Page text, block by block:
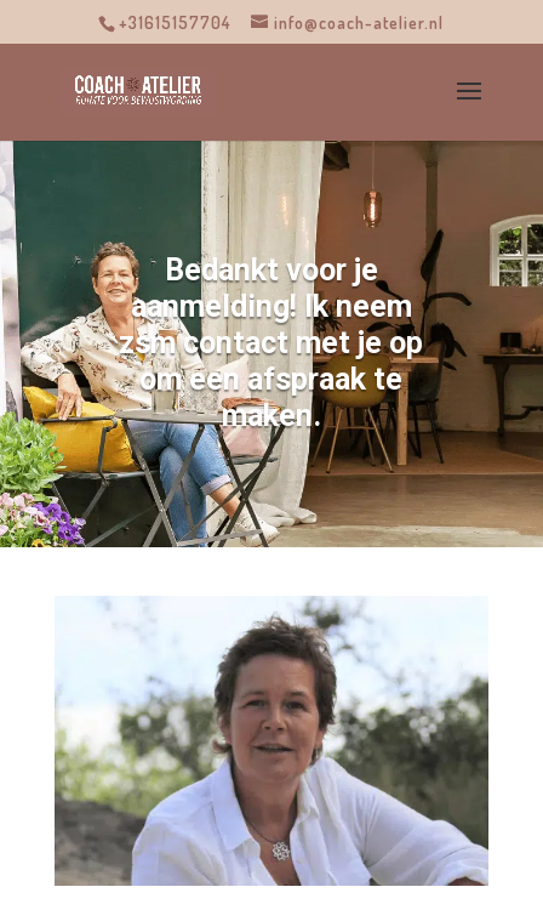
+31615157704 info@coach-atelier.nl
Bedankt voor je
aanmelding! Ik neem
zsm contact met je op
om een afspraak te
maken.